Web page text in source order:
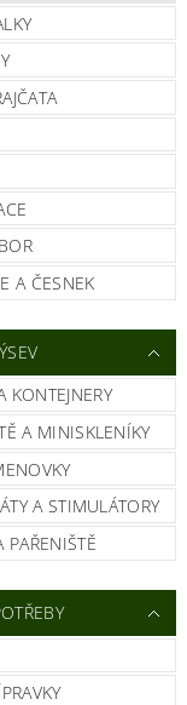
A ČESNEK
KONTEJNERY
A MINISKLENÍKY
A STIMULÁTORY
PAŘENIŠTĚ